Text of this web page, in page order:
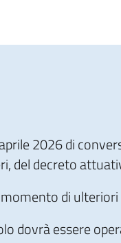
2026 di
del decreto
di
dovrà essere